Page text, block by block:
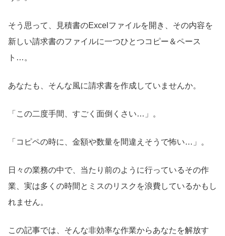
そう思って、見積書のExcelファイルを開き、その内容を
新しい請求書のファイルに一つひとつコピー＆ペース
ト…。
あなたも、そんな風に請求書を作成していませんか。
「この二度手間、すごく面倒くさい…」。
「コピペの時に、金額や数量を間違えそうで怖い…」。
日々の業務の中で、当たり前のように行っているその作
業、実は多くの時間とミスのリスクを浪費しているかもし
れません。
この記事では、そんな非効率な作業からあなたを解放す